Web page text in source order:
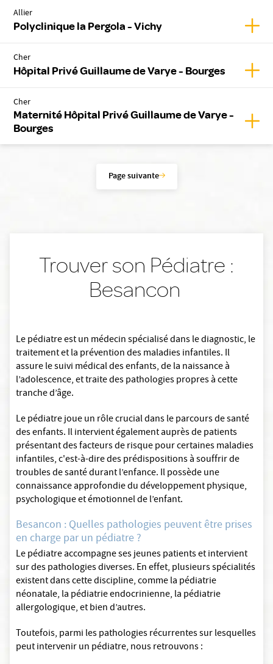
Allier
Polyclinique la Pergola - Vichy
Cher
Hôpital Privé Guillaume de Varye - Bourges
Cher
Maternité Hôpital Privé Guillaume de Varye -
Bourges
Page suivante
Trouver son Pédiatre :
Besancon
Le pédiatre est un médecin spécialisé dans le diagnostic, le
traitement et la prévention des maladies infantiles. Il
assure le suivi médical des enfants, de la naissance à
l’adolescence, et traite des pathologies propres à cette
tranche d’âge.
Le pédiatre joue un rôle crucial dans le parcours de santé
des enfants. Il intervient également auprès de patients
présentant des facteurs de risque pour certaines maladies
infantiles, c'est-à-dire des prédispositions à souffrir de
troubles de santé durant l’enfance. Il possède une
connaissance approfondie du développement physique,
psychologique et émotionnel de l’enfant.
Besancon : Quelles pathologies peuvent être prises
en charge par un pédiatre ?
Le pédiatre accompagne ses jeunes patients et intervient
sur des pathologies diverses. En effet, plusieurs spécialités
existent dans cette discipline, comme la pédiatrie
néonatale, la pédiatrie endocrinienne, la pédiatrie
allergologique, et bien d’autres.
Toutefois, parmi les pathologies récurrentes sur lesquelles
peut intervenir un pédiatre, nous retrouvons :